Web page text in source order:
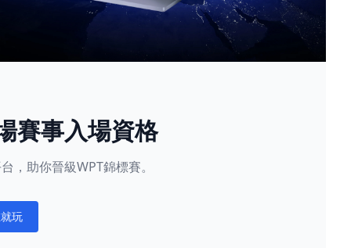
賽事入場資格
，助你晉級WPT錦標賽。
玩